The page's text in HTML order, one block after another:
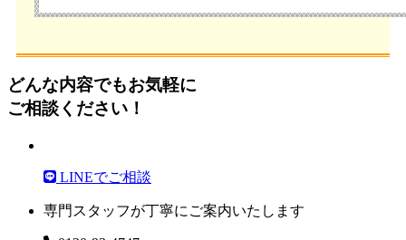
どんな内容でもお気軽に
ご相談ください！
LINEでご相談
専門スタッフが丁寧にご案内いたします